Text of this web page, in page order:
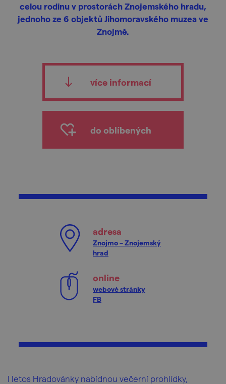
celou rodinu v prostorách Znojemského hradu,
jednoho ze 6 objektů Jihomoravského muzea ve
Znojmě.
více informací
do oblíbených
adresa
Znojmo – Znojemský
hrad
online
webové stránky
FB
I letos Hradovánky nabídnou večerní prohlídky,